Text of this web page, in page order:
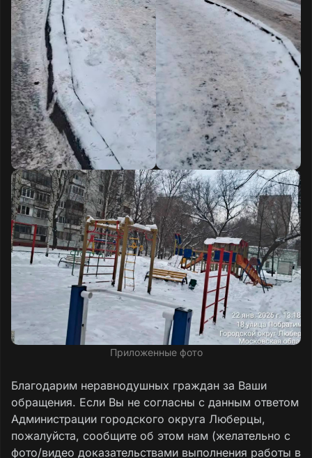
Приложенные фото
Благодарим неравнодушных граждан за Ваши
обращения. Если Вы не согласны с данным ответом
Администрации городского округа Люберцы,
пожалуйста, сообщите об этом нам (желательно с
фото/видео доказательствами выполнения работы в